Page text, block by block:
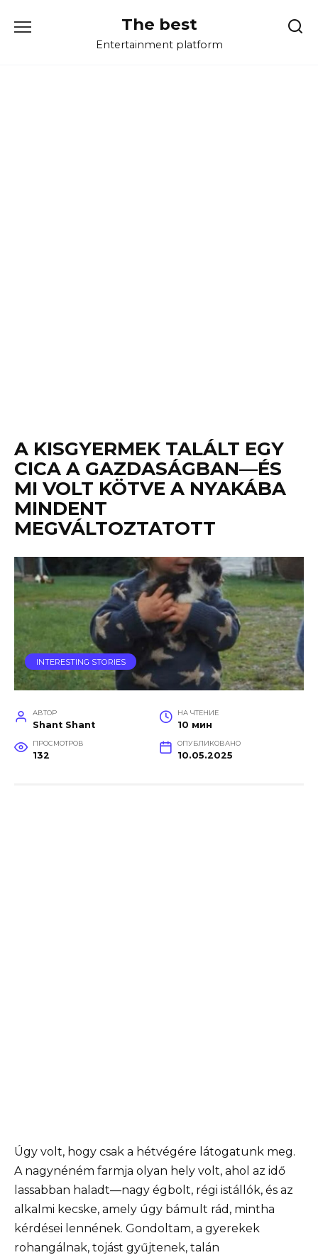
The best
Entertainment platform
A KISGYERMEK TALÁLT EGY
CICA A GAZDASÁGBAN—ÉS
MI VOLT KÖTVE A NYAKÁBA
MINDENT
MEGVÁLTOZTATOTT
INTERESTING STORIES
АВТОР
Shant Shant
НА ЧТЕНИЕ
10 мин
ПРОСМОТРОВ
132
ОПУБЛИКОВАНО
10.05.2025
Úgy volt, hogy csak a hétvégére látogatunk meg.
A nagynéném farmja olyan hely volt, ahol az idő
lassabban haladt—nagy égbolt, régi istállók, és az
alkalmi kecske, amely úgy bámult rád, mintha
kérdései lennének. Gondoltam, a gyerekek
rohangálnak, tojást gyűjtenek, talán